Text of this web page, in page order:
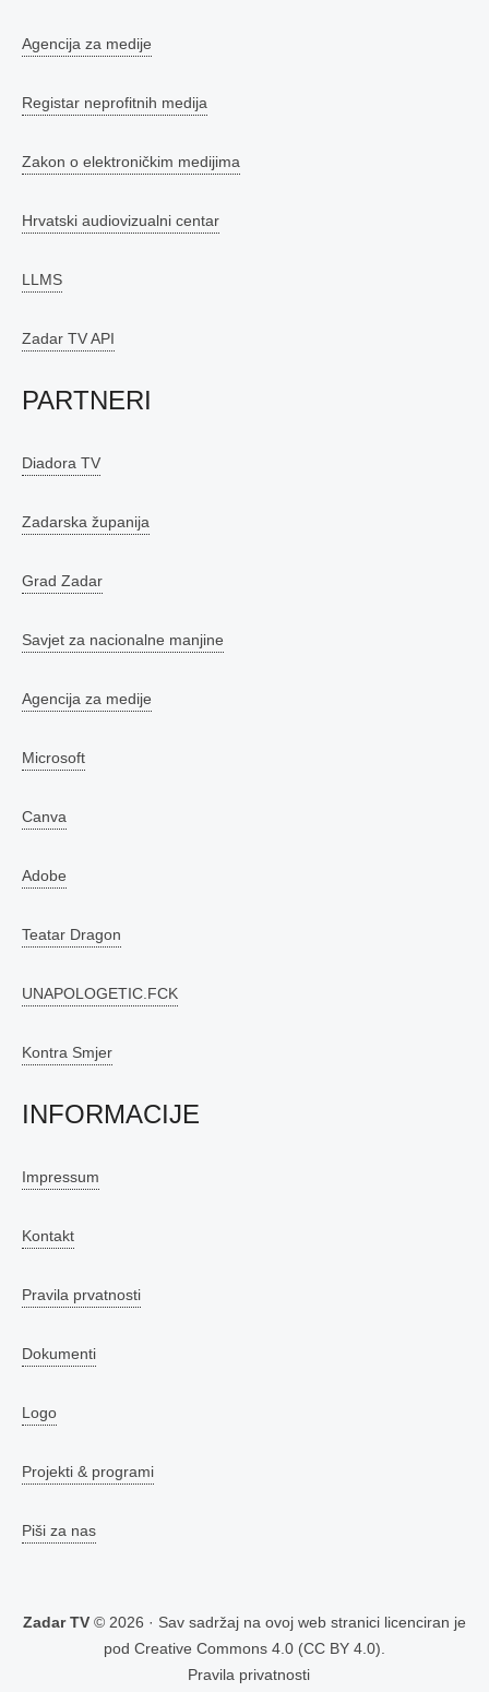
Agencija za medije
Registar neprofitnih medija
Zakon o elektroničkim medijima
Hrvatski audiovizualni centar
LLMS
Zadar TV API
PARTNERI
Diadora TV
Zadarska županija
Grad Zadar
Savjet za nacionalne manjine
Agencija za medije
Microsoft
Canva
Adobe
Teatar Dragon
UNAPOLOGETIC.FCK
Kontra Smjer
INFORMACIJE
Impressum
Kontakt
Pravila prvatnosti
Dokumenti
Logo
Projekti & programi
Piši za nas
Zadar TV © 2026 · Sav sadržaj na ovoj web stranici licenciran je
pod Creative Commons 4.0 (CC BY 4.0)
Pravila privatnosti